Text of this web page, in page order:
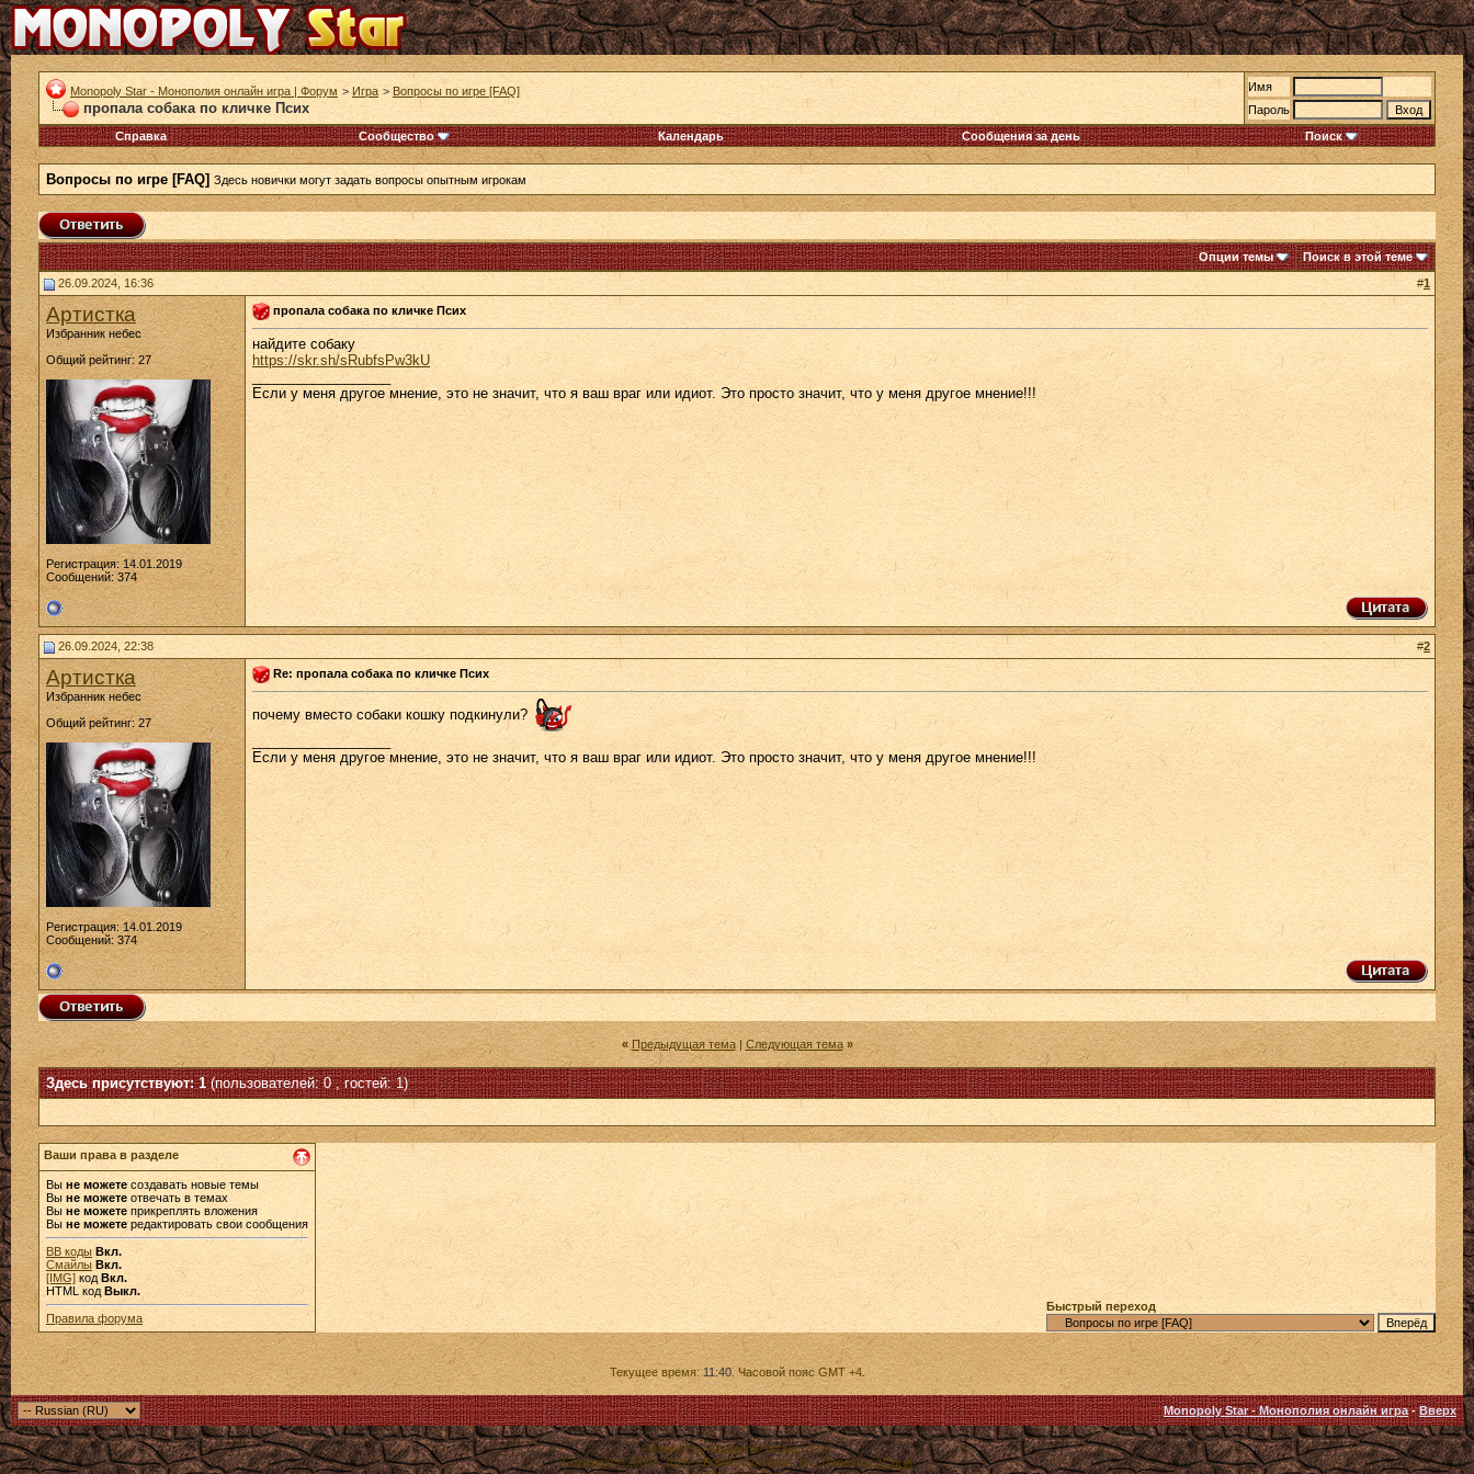
Monopoly Star - Монополия онлайн игра | Форум > Игра > Вопросы по игре [FAQ]
пропала собака по кличке Псих
Имя
Пароль
Справка
Сообщество Календарь Сообщения за день Поиск
Вопросы по игре [FAQ] Здесь новички могут задать вопросы опытным игрокам
Опции темы
Поиск в этой теме
26.09.2024, 16:36
#1
Артистка
Избранник небес
Общий рейтинг: 27
Регистрация: 14.01.2019
Сообщений: 374
пропала собака по кличке Псих
найдите собаку
https://skr.sh/sRubfsPw3kU
__________________
Если у меня другое мнение, это не значит, что я ваш враг или идиот. Это просто значит, что у меня другое мнение!!!
26.09.2024, 22:38 #2
Артистка
Избранник небес
Общий рейтинг: 27
Регистрация: 14.01.2019
Сообщений: 374
Re: пропала собака по кличке Псих
почему вместо собаки кошку подкинули?
__________________
Если у меня другое мнение, это не значит, что я ваш враг или идиот. Это просто значит, что у меня другое мнение!!!
« Предыдущая тема|Следующая тема »
Здесь присутствуют: 1(пользователей: 0 , гостей: 1)
Ваши права в разделе
Вы не можете создавать новые темы
Выне можете отвечать в темах
Выне можете прикреплять вложения
Вы не можетередактировать свои сообщения
BB коды Вкл.
Смайлы Вкл.
[IMG] код Вкл.
HTML код Выкл.
Правила форума
Быстрый переход
Текущее время:11:40. Часовой пояс GMT +4.
Monopoly Star - Монополия онлайн игра-Вверх
Powered by vBulletin® Version 3.8.7
Copyright ©2000 - 2026, vBulletin Solutions, Inc. Перевод:zCarot